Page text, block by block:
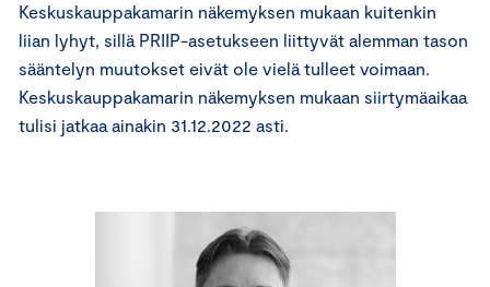
Keskuskauppakamarin näkemyksen mukaan kuitenkin
liian lyhyt, sillä PRIIP-asetukseen liittyvät alemman tason
sääntelyn muutokset eivät ole vielä tulleet voimaan.
Keskuskauppakamarin näkemyksen mukaan siirtymäaikaa
tulisi jatkaa ainakin 31.12.2022 asti.